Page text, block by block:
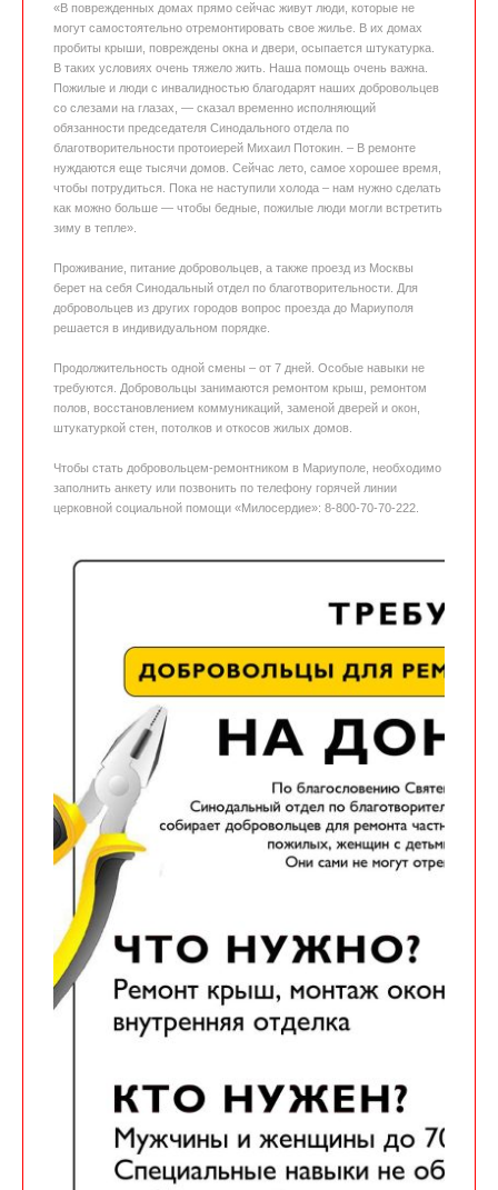
«В поврежденных домах прямо сейчас живут люди, которые не
могут самостоятельно отремонтировать свое жилье. В их домах
пробиты крыши, повреждены окна и двери, осыпается штукатурка.
В таких условиях очень тяжело жить. Наша помощь очень важна.
Пожилые и люди с инвалидностью благодарят наших добровольцев
со слезами на глазах, — сказал временно исполняющий
обязанности председателя Синодального отдела по
благотворительности протоиерей Михаил Потокин. – В ремонте
нуждаются еще тысячи домов. Сейчас лето, самое хорошее время,
чтобы потрудиться. Пока не наступили холода – нам нужно сделать
как можно больше — чтобы бедные, пожилые люди могли встретить
зиму в тепле».
Проживание, питание добровольцев, а также проезд из Москвы
берет на себя Синодальный отдел по благотворительности. Для
добровольцев из других городов вопрос проезда до Мариуполя
решается в индивидуальном порядке.
Продолжительность одной смены – от 7 дней. Особые навыки не
требуются. Добровольцы занимаются ремонтом крыш, ремонтом
полов, восстановлением коммуникаций, заменой дверей и окон,
штукатуркой стен, потолков и откосов жилых домов.
Чтобы стать добровольцем-ремонтником в Мариуполе, необходимо
заполнить анкету или позвонить по телефону горячей линии
церковной социальной помощи «Милосердие»: 8-800-70-70-222.